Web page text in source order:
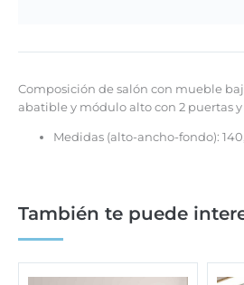
Composición de salón con mueble
abatible y módulo alto con 2 puertas
Medidas (alto-ancho-fondo):
También te puede